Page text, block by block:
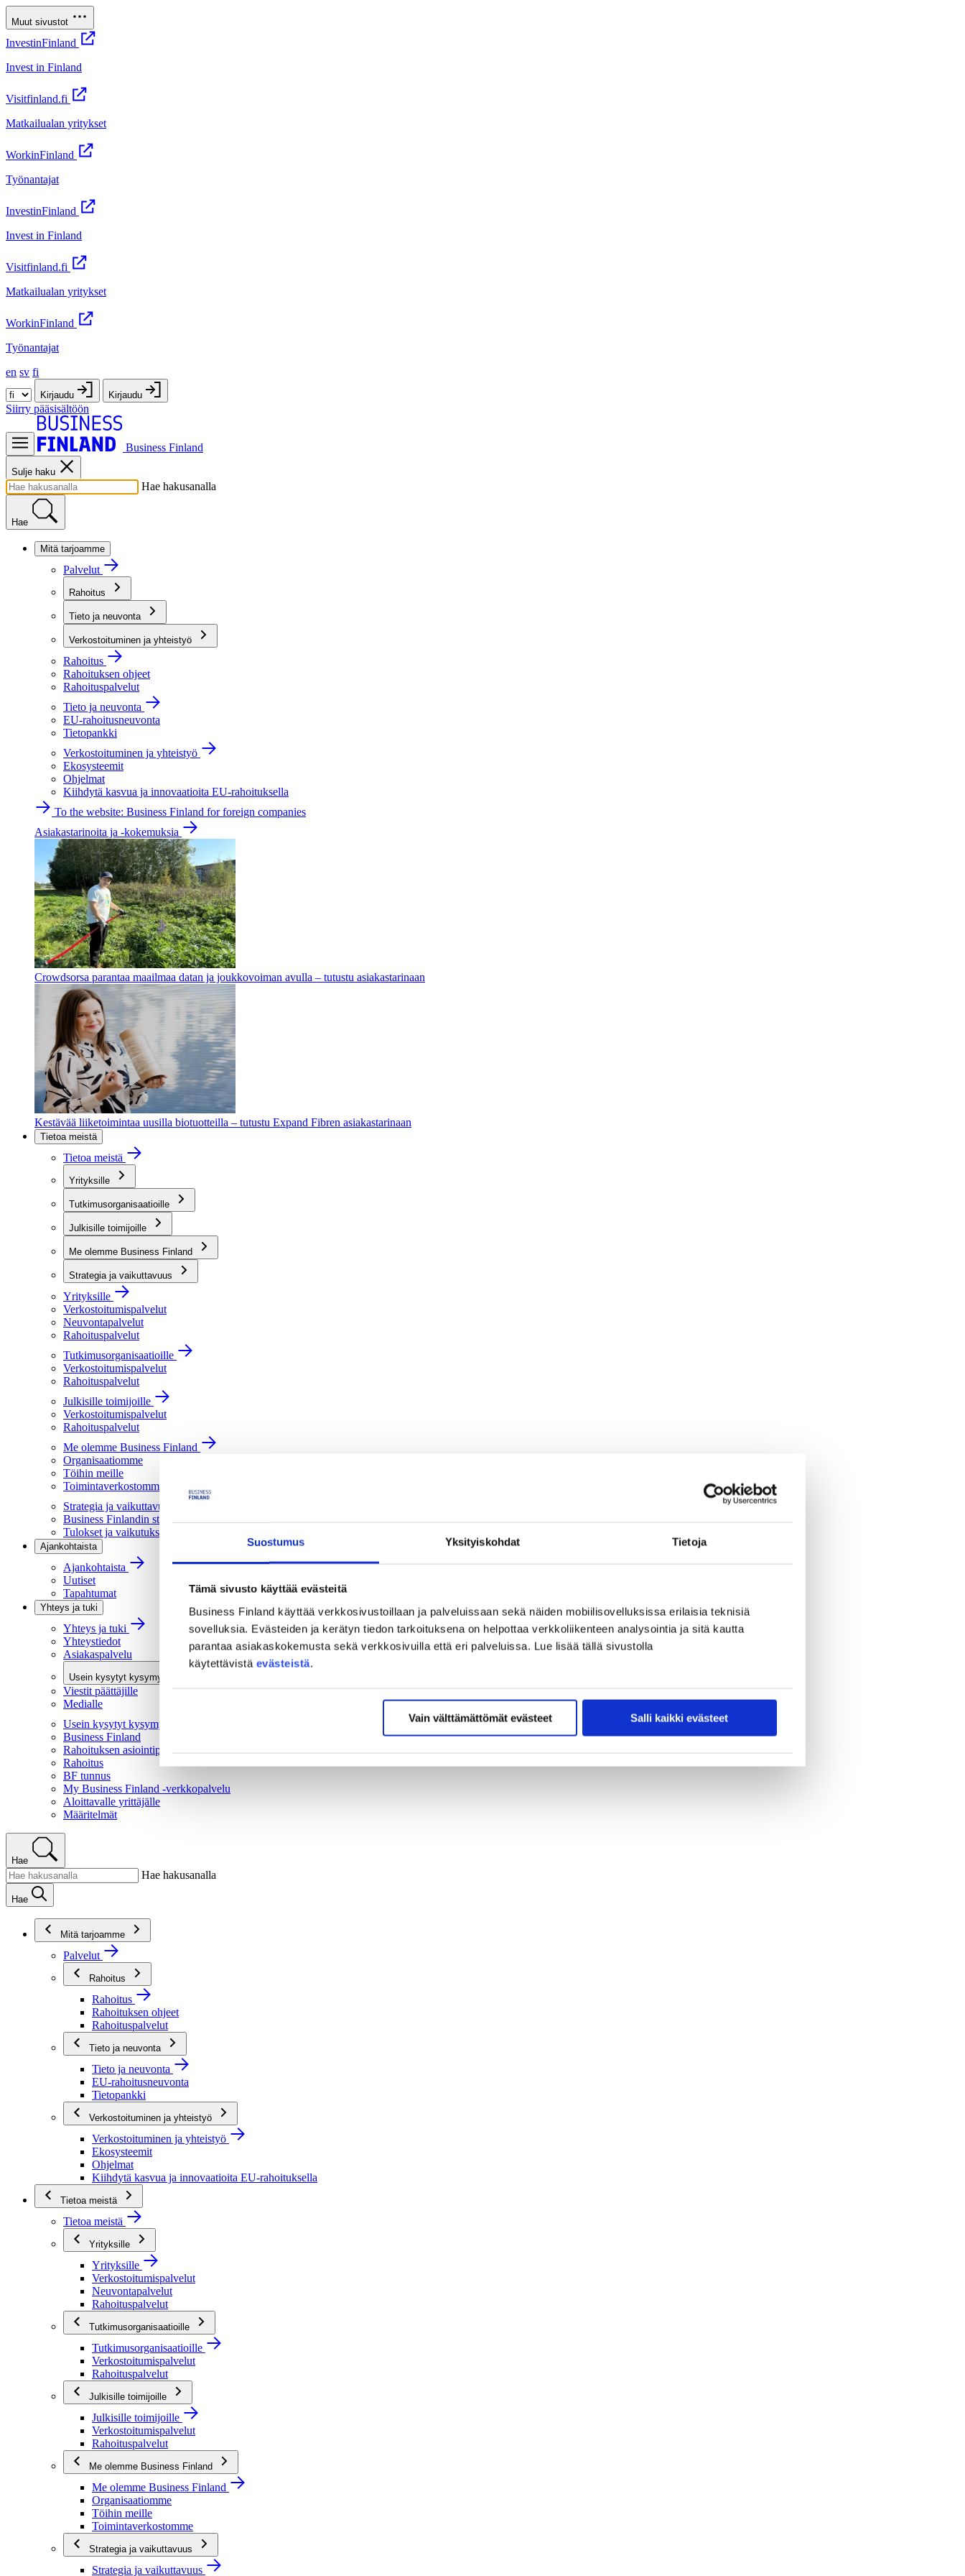
Suostumus Yksityiskohdat Tietoja
Tämä sivusto käyttää evästeitä
Business Finland käyttää verkkosivustoillaan ja palveluissaan sekä näiden mobiilisovelluksissa erilaisia teknisiä
sovelluksia. Evästeiden ja kerätyn tiedon tarkoituksena on helpottaa verkkoliikenteen analysointia ja sitä kautta
parantaa asiakaskokemusta sekä verkkosivuilla että eri palveluissa. Lue lisää tällä sivustolla
käytettävistä evästeistä.
Vain välttämättömät evästeet Salli kaikki evästeet
Muut sivustot
InvestinFinland
Invest in Finland
Visitfinland.fi
Matkailualan yritykset
WorkinFinland
Työnantajat
InvestinFinland
Invest in Finland
Visitfinland.fi
Matkailualan yritykset
WorkinFinland
Työnantajat
en sv fi
Kirjaudu Kirjaudu
Siirry pääsisältöön
Business Finland
Sulje haku
Hae hakusanalla
Hae
Mitä tarjoamme
Palvelut
Rahoitus
Tieto ja neuvonta
Verkostoituminen ja yhteistyö
Rahoitus
Rahoituksen ohjeet
Rahoituspalvelut
Tieto ja neuvonta
EU-rahoitusneuvonta
Tietopankki
Verkostoituminen ja yhteistyö
Ekosysteemit
Ohjelmat
Kiihdytä kasvua ja innovaatioita EU-rahoituksella
To the website: Business Finland for foreign companies
Asiakastarinoita ja -kokemuksia
Crowdsorsa parantaa maailmaa datan ja joukkovoiman avulla – tutustu asiakastarinaan
Kestävää liiketoimintaa uusilla biotuotteilla – tutustu Expand Fibren asiakastarinaan
Tietoa meistä
Tietoa meistä
Yrityksille
Tutkimusorganisaatioille
Julkisille toimijoille
Me olemme Business Finland
Strategia ja vaikuttavuus
Yrityksille
Verkostoitumispalvelut
Neuvontapalvelut
Rahoituspalvelut
Tutkimusorganisaatioille
Verkostoitumispalvelut
Rahoituspalvelut
Julkisille toimijoille
Verkostoitumispalvelut
Rahoituspalvelut
Me olemme Business Finland
Organisaatiomme
Töihin meille
Toimintaverkostomme
Strategia ja vaikuttavuus
Business Finlandin strategia 2030
Tulokset ja vaikutukset
Ajankohtaista
Ajankohtaista
Uutiset
Tapahtumat
Yhteys ja tuki
Yhteys ja tuki
Yhteystiedot
Asiakaspalvelu
Usein kysytyt kysymykset
Viestit päättäjille
Medialle
Usein kysytyt kysymykset
Business Finland
Rahoituksen asiointipalvelu
Rahoitus
BF tunnus
My Business Finland -verkkopalvelu
Aloittavalle yrittäjälle
Määritelmät
Hae
Hae hakusanalla
Hae
Mitä tarjoamme
Palvelut
Rahoitus
Rahoitus
Rahoituksen ohjeet
Rahoituspalvelut
Tieto ja neuvonta
Tieto ja neuvonta
EU-rahoitusneuvonta
Tietopankki
Verkostoituminen ja yhteistyö
Verkostoituminen ja yhteistyö
Ekosysteemit
Ohjelmat
Kiihdytä kasvua ja innovaatioita EU-rahoituksella
Tietoa meistä
Tietoa meistä
Yrityksille
Yrityksille
Verkostoitumispalvelut
Neuvontapalvelut
Rahoituspalvelut
Tutkimusorganisaatioille
Tutkimusorganisaatioille
Verkostoitumispalvelut
Rahoituspalvelut
Julkisille toimijoille
Julkisille toimijoille
Verkostoitumispalvelut
Rahoituspalvelut
Me olemme Business Finland
Me olemme Business Finland
Organisaatiomme
Töihin meille
Toimintaverkostomme
Strategia ja vaikuttavuus
Strategia ja vaikuttavuus